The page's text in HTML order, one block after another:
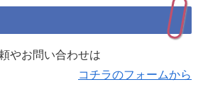
やお問い合わせは
コチラのフォームから